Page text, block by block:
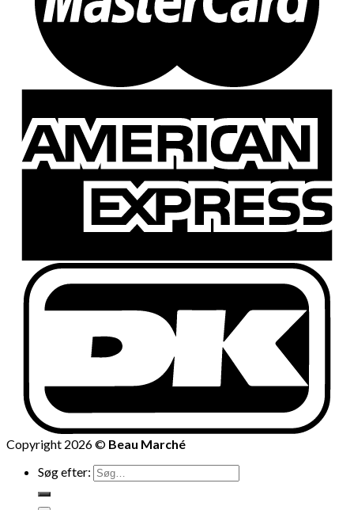
Copyright 2026 © Beau Marché
Søg efter: